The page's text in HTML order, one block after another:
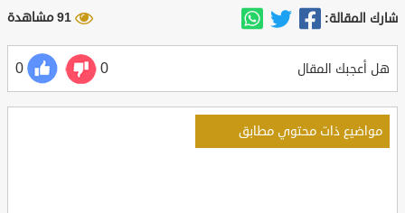
شارك المقالة: 91 مشاهدة
هل أعجبك المقال 0
0
مواضيع ذات محتوي مطابق